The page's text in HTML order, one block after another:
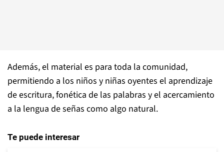
Además, el material es para toda la comunidad,
permitiendo a los niños y niñas oyentes el aprendizaje
de escritura, fonética de las palabras y el acercamiento
a la lengua de señas como algo natural.
Te puede interesar